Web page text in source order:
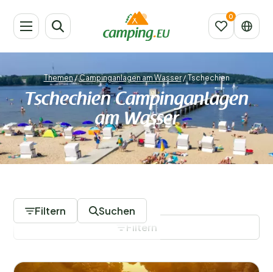
Themen/Campinganlagen am Wasser / Tschechien
Tschechien Campinganlagen
am Wasser
Filtern Suchen
Filtern